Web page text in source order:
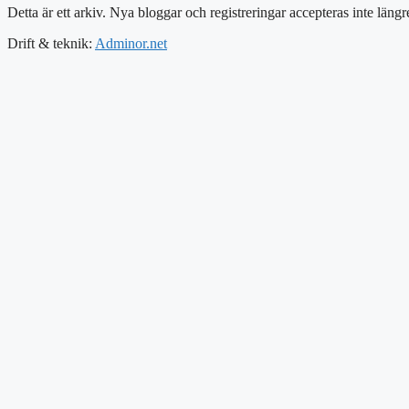
Detta är ett arkiv. Nya bloggar och registreringar accepteras inte
Drift & teknik: Adminor.net